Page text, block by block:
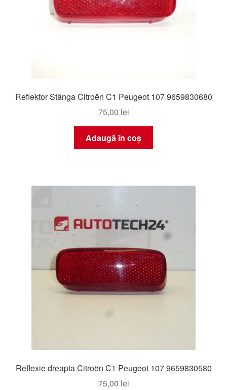
Reflektor Stânga Citroën C1 Peugeot 107 9659830680
75,00 lei
Adaugă în coș
Reflexie dreapta Citroën C1 Peugeot 107 9659830580
75,00 lei